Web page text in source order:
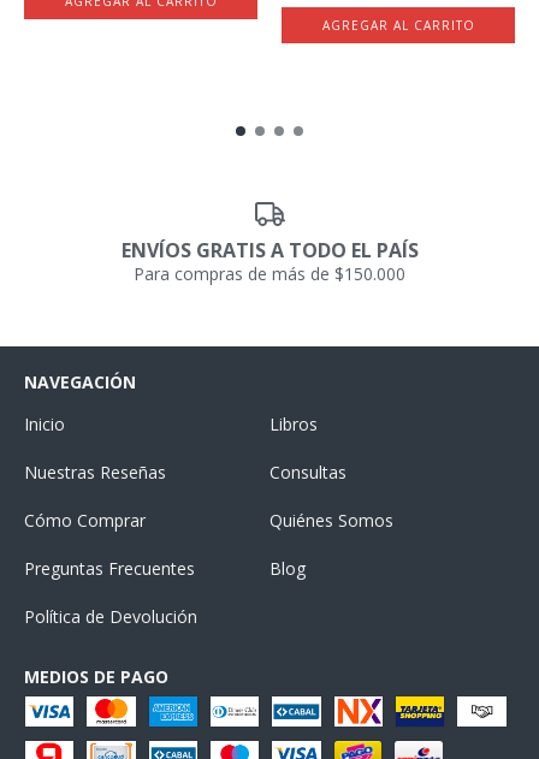
ENVÍOS GRATIS A TODO EL PAÍS
Para compras de más de $150.000
NAVEGACIÓN
Inicio
Libros
Nuestras Reseñas Consultas
Cómo Comprar Quiénes Somos
Preguntas Frecuentes Blog
Política de Devolución
MEDIOS DE PAGO